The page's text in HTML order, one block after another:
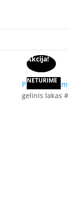
Pradžia/I.Am
gelinis lakas
Akcija!
NETURIME
Akcija!